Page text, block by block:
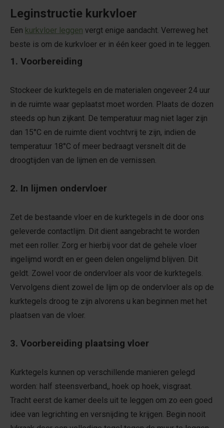
Leginstructie kurkvloer
Een kurkvloer leggen vergt enige aandacht. Verreweg het
beste is om de kurkvloer er in één keer goed in te leggen.
1. Voorbereiding
Stockeer de kurktegels en de materialen ongeveer 24 uur
in de ruimte waar geplaatst moet worden. Plaats de dozen
steeds op hun zijkant. De temperatuur mag niet lager zijn
dan 15°C en de ruimte dient vochtvrij te zijn, indien de
temperatuur 18°C of meer bedraagt versnelt dit de
droogtijden van de lijmen en de vernissen.
2. In lijmen ondervloer
Zet de bestaande vloer en de kurktegels in de door ons
geleverde contactlijm. Dit dient aangebracht te worden
met een roller. Zorg er hierbij voor dat de gehele vloer
ingelijmd wordt en er geen delen ongelijmd blijven. Dit
geldt. Zowel voor de ondervloer als voor de kurktegels.
Vervolgens dient zowel de lijm op de ondervloer als op de
kurktegels droog te zijn alvorens u kan beginnen met het
plaatsen van de vloer.
3. Voorbereiding plaatsing vloer
Kurktegels kunnen op verschillende manieren gelegd
worden: half steensverband,, hoek op hoek, visgraat.
Tracht eerst de kamer deels uit te leggen om zo een goed
idee van legrichting en versnijding te krijgen. Begin nooit